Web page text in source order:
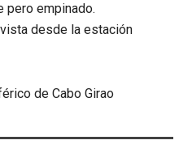
pero empinado.
desde la estación